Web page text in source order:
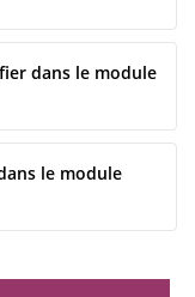
dans le module
le module